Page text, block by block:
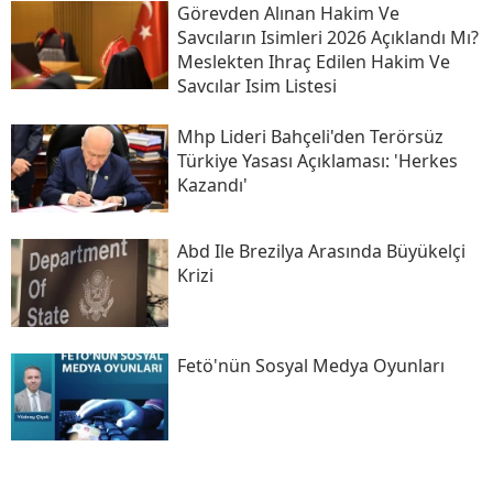
Görevden Alınan Hakim Ve
Savcıların Isimleri 2026 Açıklandı Mı?
Meslekten Ihraç Edilen Hakim Ve
Savcılar Isim Listesi
Mhp Lideri Bahçeli'den Terörsüz
Türkiye Yasası Açıklaması: 'herkes
Kazandı'
Abd Ile Brezilya Arasında Büyükelçi
Krizi
Fetö'nün Sosyal Medya Oyunları